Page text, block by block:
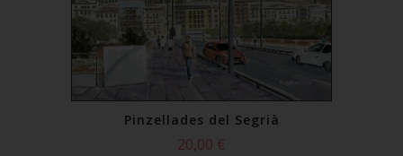
Pinzellades del Segrià
20,00 €